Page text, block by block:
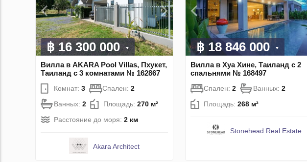
฿ 16 300 000
Вилла в AKARA Pool Villas, Пхукет,
Таиланд с 3 комнатами № 162867
Комнат: 3 Спален: 2
Ванных: 2 Площадь: 270 м²
Расстояние до моря: 2 км
Akara Architect
฿ 18 846 000
Вилла в Хуа Хине, Таиланд с 2
спальнями № 168497
Спален: 2 Ванных: 2
Площадь: 268 м²
Stonehead Real Estate